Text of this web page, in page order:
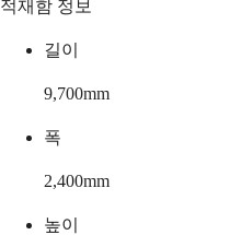
적재함 정보
길이
9,700mm
폭
2,400mm
높이